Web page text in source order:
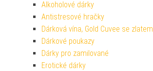
Alkoholové dárky
Antistresové hračky
Dárková vína, Gold Cuvee se zlatem
Dárkové poukazy
Dárky pro zamilované
Erotické dárky